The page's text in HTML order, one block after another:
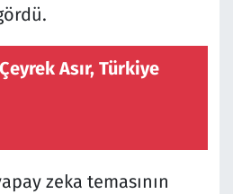
Asır, Türkiye
zeka temasının